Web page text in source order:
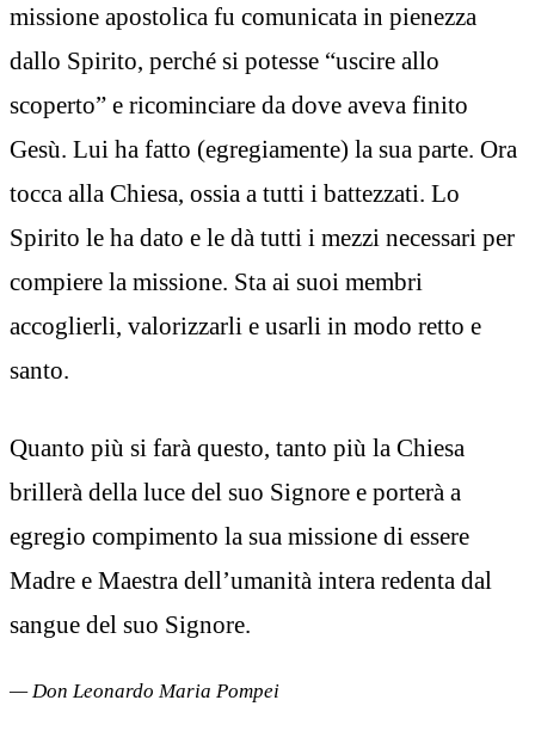
missione apostolica fu comunicata in pienezza
dallo Spirito, perché si potesse “uscire allo
scoperto” e ricominciare da dove aveva finito
Gesù. Lui ha fatto (egregiamente) la sua parte. Ora
tocca alla Chiesa, ossia a tutti i battezzati. Lo
Spirito le ha dato e le dà tutti i mezzi necessari per
compiere la missione. Sta ai suoi membri
accoglierli, valorizzarli e usarli in modo retto e
santo.
Quanto più si farà questo, tanto più la Chiesa
brillerà della luce del suo Signore e porterà a
egregio compimento la sua missione di essere
Madre e Maestra dell’umanità intera redenta dal
sangue del suo Signore.
— Don Leonardo Maria Pompei